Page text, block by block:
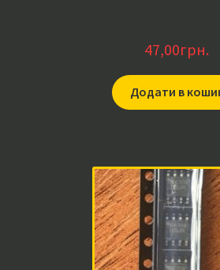
47,00грн.
Додати в